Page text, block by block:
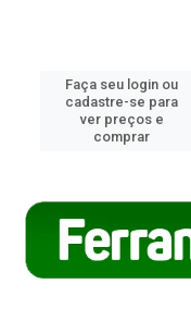
Faça seu login ou
cadastre-se para
ver preços e
comprar